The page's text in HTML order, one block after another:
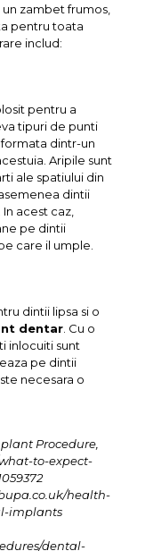
zambet frumos,
pentru toata
includ:
pentru a
tipuri de punti
dintr-un
Aripile sunt
ale spatiului din
dintii
acest caz,
pe dintii
care il umple.
dintii lipsa si o
dentar. Cu o
inlocuiti sunt
pe dintii
necesara o
Procedure,
to-expect-
health-
implants
dental-